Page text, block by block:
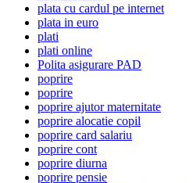
plata cu cardul pe internet
plata in euro
plati
plati online
Polita asigurare PAD
poprire
poprire
poprire ajutor maternitate
poprire alocatie copil
poprire card salariu
poprire cont
poprire diurna
poprire pensie